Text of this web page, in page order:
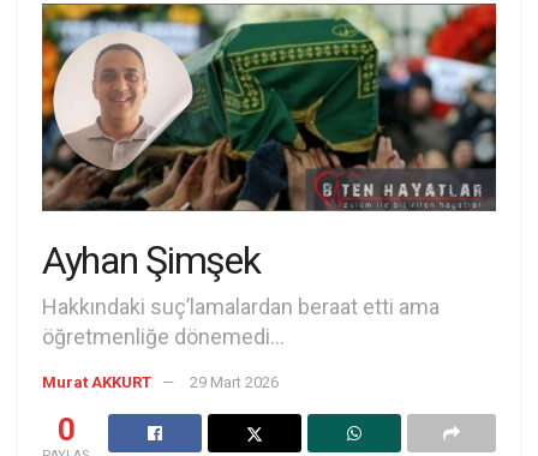
Ayhan Şimşek
Hakkındaki suç’lamalardan beraat etti ama
öğretmenliğe dönemedi...
Murat AKKURT 29 Mart 2026
0